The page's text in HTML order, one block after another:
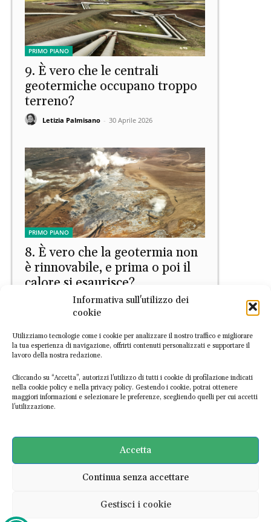
Informativa sull'utilizzo dei
cookie
Utilizziamo tecnologie come i cookie per analizzare il nostro traffico e migliorare
la tua esperienza di navigazione, offrirti contenuti personalizzati e supportare il
lavoro della nostra redazione.
Cliccando su “Accetta”, autorizzi l’utilizzo di tutti i cookie di profilazione indicati
nella cookie policy e nella privacy policy. Gestendo i cookie, potrai ottenere
maggiori informazioni e selezionare le preferenze, scegliendo quelli per cui accetti
l’utilizzazione.
Accetta
Continua senza accettare
Gestisci i cookie
PRIMO PIANO
9. È vero che le centrali
geotermiche occupano troppo
terreno?
Letizia Palmisano - 30 Aprile 2026
PRIMO PIANO
8. È vero che la geotermia non
è rinnovabile, e prima o poi il
calore si esaurisce?
Letizia Palmisano - 29 Aprile 2026
7. È vero che la geotermia è
utilizzabile solo in aree
vulcaniche?
Letizia Palmisano - 28 Aprile 2026